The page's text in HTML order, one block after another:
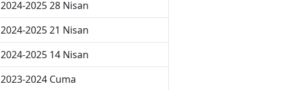
2024-2025 28 Nisan
2024-2025 21 Nisan
2024-2025 14 Nisan
2023-2024 Cuma